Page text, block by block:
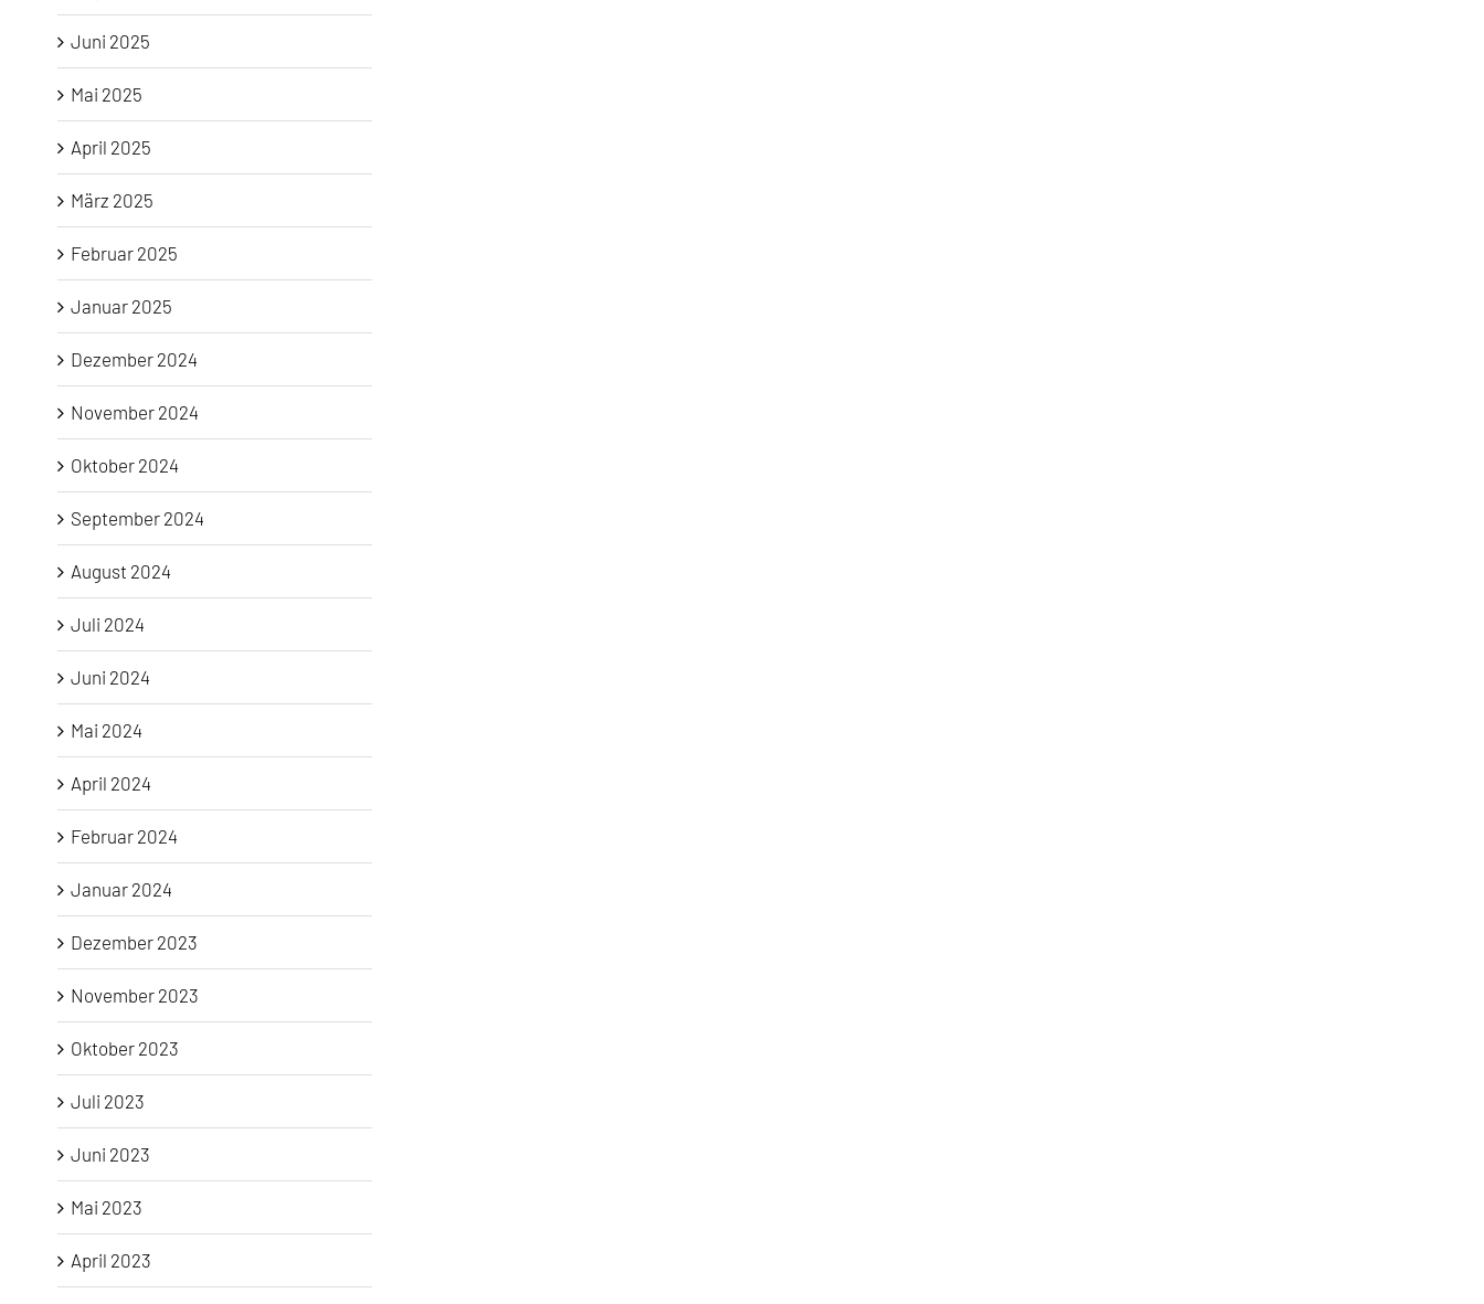
Juni 2025
Mai 2025
April 2025
März 2025
Februar 2025
Januar 2025
Dezember 2024
November 2024
Oktober 2024
September 2024
August 2024
Juli 2024
Juni 2024
Mai 2024
April 2024
Februar 2024
Januar 2024
Dezember 2023
November 2023
Oktober 2023
Juli 2023
Juni 2023
Mai 2023
April 2023